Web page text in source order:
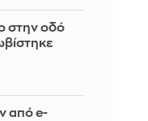
στην οδό
από e-